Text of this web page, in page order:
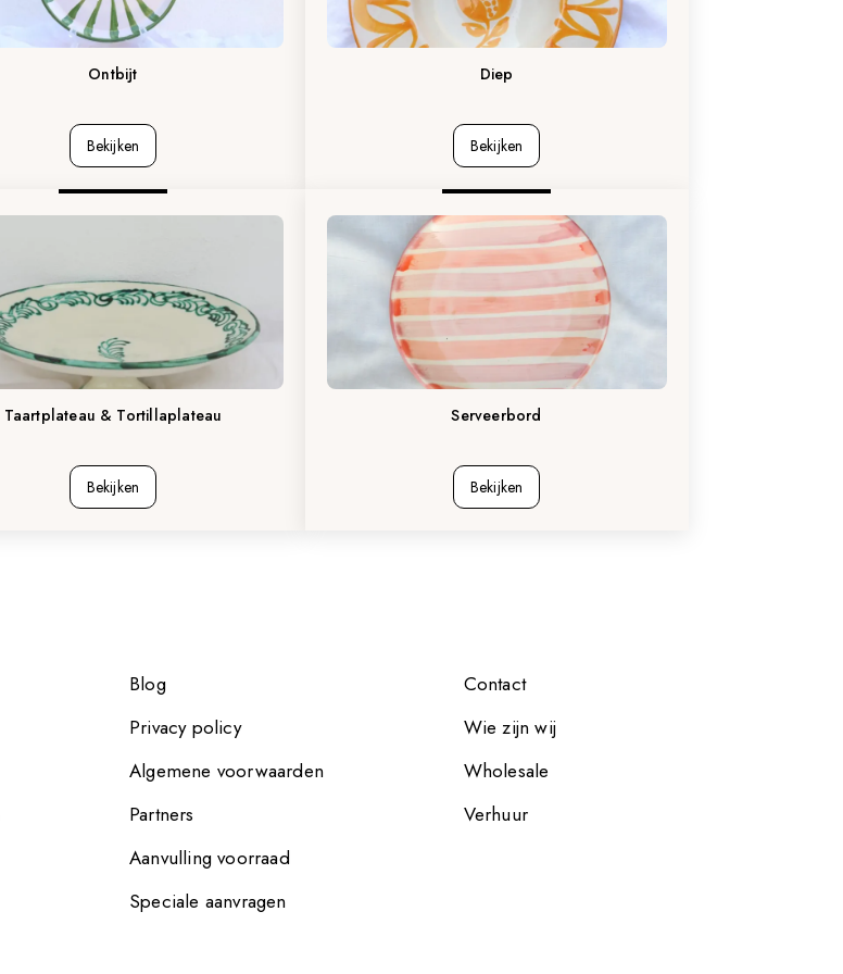
Ontbijt
Bekijken
Diep
Bekijken
Taartplateau & Tortillaplateau
Bekijken
Serveerbord
Bekijken
Blog
Privacy policy
Algemene voorwaarden
Partners
Aanvulling voorraad
Speciale aanvragen
Contact
Wie zijn wij
Wholesale
Verhuur